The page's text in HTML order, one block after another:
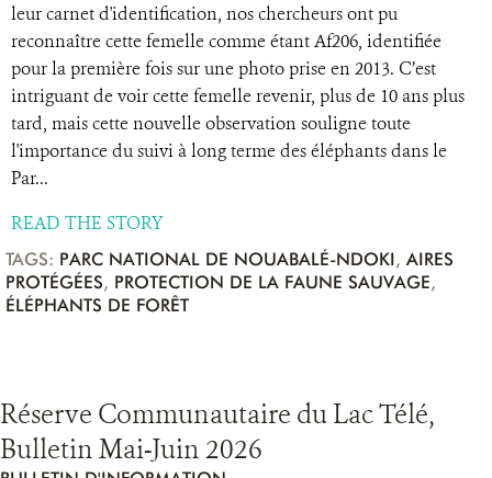
leur carnet d'identification, nos chercheurs ont pu
reconnaître cette femelle comme étant Af206, identifiée
pour la première fois sur une photo prise en 2013. C’est
intriguant de voir cette femelle revenir, plus de 10 ans plus
tard, mais cette nouvelle observation souligne toute
l'importance du suivi à long terme des éléphants dans le
Par...
READ THE STORY
TAGS: PARC NATIONAL DE NOUABALÉ-NDOKI, AIRES
PROTÉGÉES, PROTECTION DE LA FAUNE SAUVAGE,
ÉLÉPHANTS DE FORÊT
Réserve Communautaire du Lac Télé,
Bulletin Mai-Juin 2026